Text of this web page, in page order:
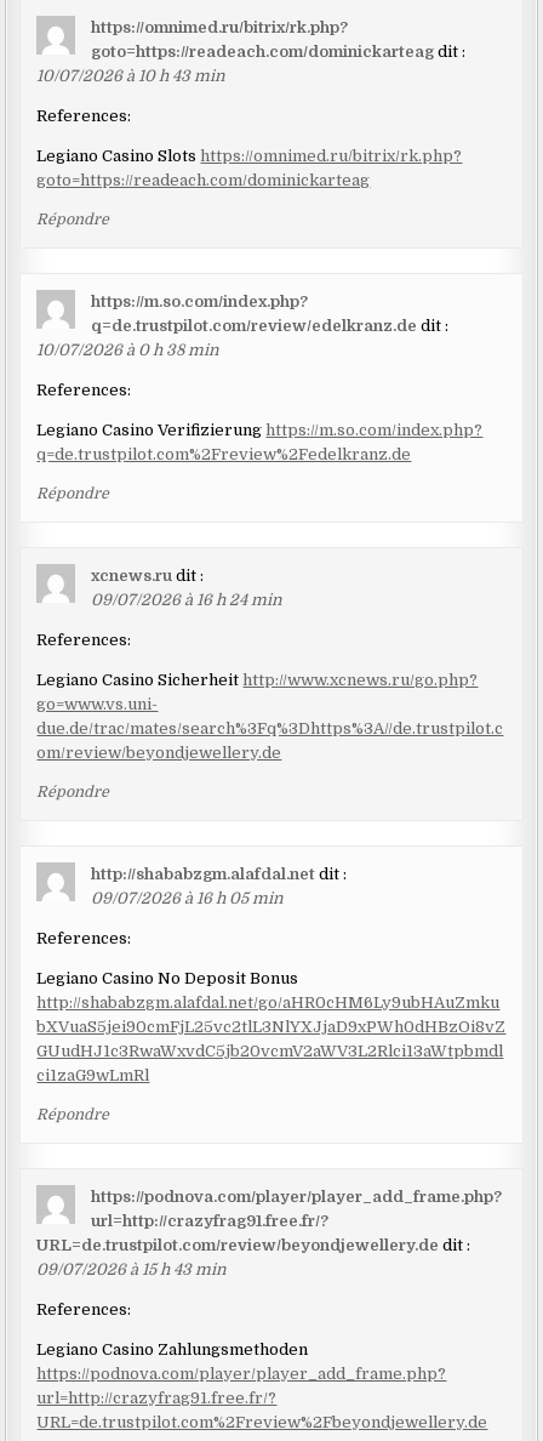
https://omnimed.ru/bitrix/rk.php?
goto=https://readeach.com/dominickarteag dit :
10/07/2026 à 10 h 43 min
References:
Legiano Casino Slots https://omnimed.ru/bitrix/rk.php?
goto=https://readeach.com/dominickarteag
Répondre
https://m.so.com/index.php?
q=de.trustpilot.com/review/edelkranz.de dit :
10/07/2026 à 0 h 38 min
References:
Legiano Casino Verifizierunghttps://m.so.com/index.php?
q=de.trustpilot.com%2Freview%2Fedelkranz.de
Répondre
xcnews.ru dit :
09/07/2026 à 16 h 24 min
References:
Legiano Casino Sicherheit http://www.xcnews.ru/go.php?
go=www.vs.uni-
due.de/trac/mates/search%3Fq%3Dhttps%3A//de.trustpilot.c
om/review/beyondjewellery.de
Répondre
http://shababzgm.alafdal.net dit :
09/07/2026 à 16 h 05 min
References:
Legiano Casino No Deposit Bonus
http://shababzgm.alafdal.net/go/aHR0cHM6Ly9ubHAuZmku
bXVuaS5jei90cmFjL25vc2tlL3NlYXJjaD9xPWh0dHBzOi8vZ
GUudHJ1c3RwaWxvdC5jb20vcmV2aWV3L2Rlci13aWtpbmdl
ci1zaG9wLmRl
Répondre
https://podnova.com/player/player_add_frame.php?
url=http://crazyfrag91.free.fr/?
URL=de.trustpilot.com/review/beyondjewellery.de dit :
09/07/2026 à 15 h 43 min
References:
Legiano Casino Zahlungsmethoden
https://podnova.com/player/player_add_frame.php?
url=http://crazyfrag91.free.fr/?
URL=de.trustpilot.com%2Freview%2Fbeyondjewellery.de